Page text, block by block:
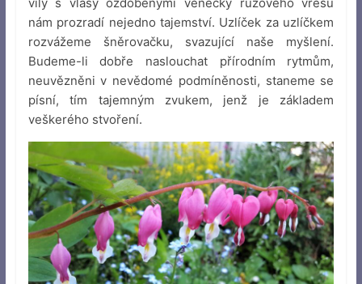
nám prozradí nejedno tajemství. Uzlíček za uzlíčkem
rozvážeme šněrovačku, svazující naše myšlení.
Budeme-li dobře naslouchat přírodním rytmům,
neuvězněni v nevědomé podmíněnosti, staneme se
písní, tím tajemným zvukem, jenž je základem
veškerého stvoření.